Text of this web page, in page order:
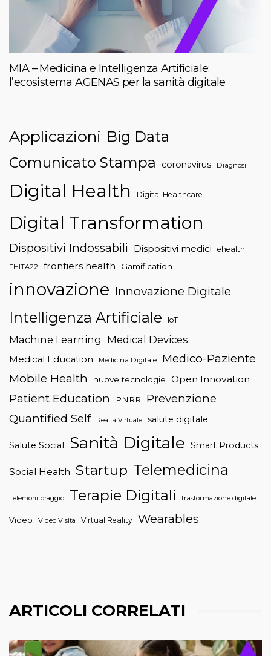
MIA – Medicina e Intelligenza Artificiale:
l’ecosistema AGENAS per la sanità digitale
Applicazioni Big Data
Comunicato Stampa
coronavirus Diagnosi
Digital Health Digital Healthcare
Digital Transformation
Dispositivi Indossabili Dispositivi medici ehealth
FHITA22 frontiers health Gamification
innovazione Innovazione Digitale
Intelligenza Artificiale IoT
Machine Learning Medical Devices
Medical Education Medicina Digitale
Medico-Paziente
Mobile Health
nuove tecnologie Open Innovation
Patient Education PNRR
Prevenzione
Quantified Self
Realtà Virtuale salute digitale
Salute Social Sanità Digitale Smart Products
Social Health Startup Telemedicina
Telemonitoraggio Terapie Digitali trasformazione digitale
Video Video Visita Virtual Reality Wearables
ARTICOLI CORRELATI